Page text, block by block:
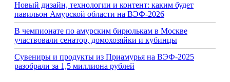
Новый дизайн, технологии и контент: каким будет
павильон Амурской области на ВЭФ-2026
В чемпионате по амурским бирюлькам в Москве
участвовали сенатор, домохозяйки и кубинцы
Сувениры и продукты из Приамурья на ВЭФ-2025
разобрали за 1,5 миллиона рублей